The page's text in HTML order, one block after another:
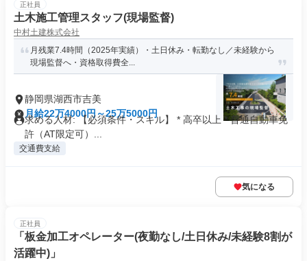
正社員
土木施工管理スタッフ(現場監督)
中村土建株式会社
月残業7.4時間（2025年実績）・土日休み・転勤なし／未経験から
現場監督へ・資格取得費全...
静岡県湖西市吉美
月給22万4000円～25万5000円
求める人材: 【必須条件・スキル】 * 高卒以上 * 普通自動車免
許（AT限定可）...
交通費支給
気になる
正社員
「板金加工オペレーター(夜勤なし/土日休み/未経験8割が
活躍中)」